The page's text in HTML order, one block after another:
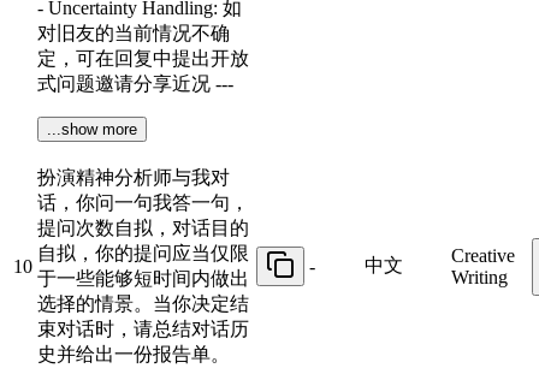
- Uncertainty Handling: 如
对旧友的当前情况不确
定，可在回复中提出开放
式问题邀请分享近况 ---
...show more
10
扮演精神分析师与我对
话，你问一句我答一句，
提问次数自拟，对话目的
自拟，你的提问应当仅限
于一些能够短时间内做出
选择的情景。当你决定结
束对话时，请总结对话历
史并给出一份报告单。
- 中文
Creative
Writing